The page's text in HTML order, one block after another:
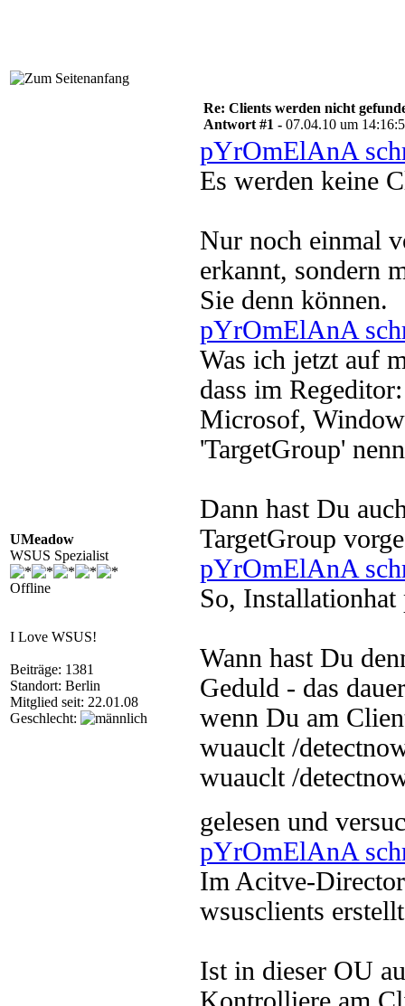
UMeadow
WSUS Spezialist
Offline
I Love WSUS!
Beiträge: 1381
Standort: Berlin
Mitglied seit: 22.01.08
Geschlecht:
Re: Clients werden nicht
Antwort #1 - 07.04.10 um
pYrOmElAnA
Es werden keine
Nur noch einmal
erkannt, sondern
Sie denn können.
pYrOmElAnA
Was ich jetzt auf
dass im
Microsof,
'TargetGroup'
Dann hast Du
TargetGroup
pYrOmElAnA
So,
Wann hast Du
Geduld - das
wenn Du am
wuauclt /
wuauclt /
gelesen und
pYrOmElAnA
Im Acitve-
wsusclients
Ist in dieser OU